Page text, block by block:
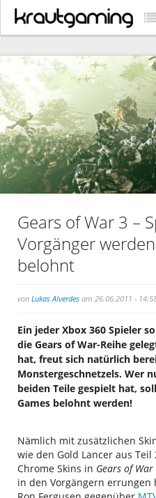
Gears of War 3 –
Vorgänger
belohnt
von Lukas Alverdes am 26.06.2011 -
Ein jeder Xbox 360 Spieler
die Gears of War-Reihe
hat, freut sich natürlich
Monstergeschnetzels. Wer
beiden Teile gespielt hat,
Games belohnt werden!
Nämlich mit zusätzlichen
wie den Gold Lancer aus
Chrome Skins in Gears of War
in den Vorgängern errungen